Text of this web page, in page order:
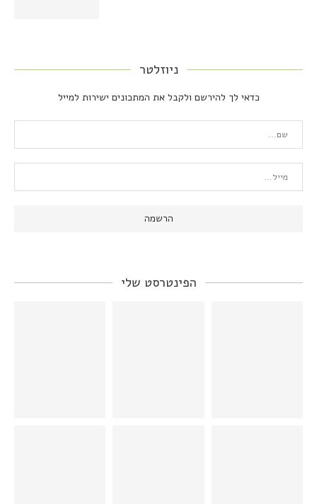
ניוזלטר
כדאי לך להירשם ולקבל את המתכונים ישירות למייל
הפינטרסט שלי